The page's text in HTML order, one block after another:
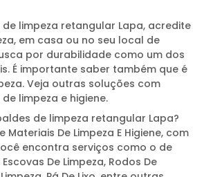
limpeza retangular Lapa, acredite
em casa ou no seu local de
por durabilidade como um dos
É importante saber também que é
Veja outras soluções com
limpeza e higiene.
de limpeza retangular Lapa?
De Limpeza E Higiene, com
encontra serviços como o de
De Limpeza, Rodos De